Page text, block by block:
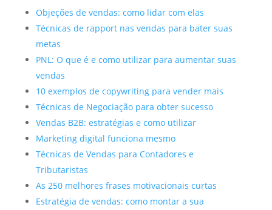
Objeções de vendas: como lidar com elas
Técnicas de rapport nas vendas para bater suas
metas
PNL: O que é e como utilizar para aumentar suas
vendas
10 exemplos de copywriting para vender mais
Técnicas de Negociação para obter sucesso
Vendas B2B: estratégias e como utilizar
Marketing digital funciona mesmo
Técnicas de Vendas para Contadores e
Tributaristas
As 250 melhores frases motivacionais curtas
Estratégia de vendas: como montar a sua